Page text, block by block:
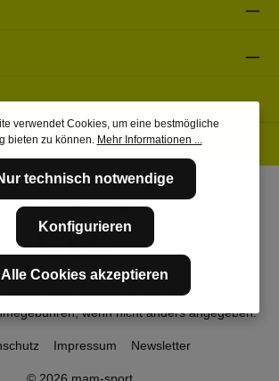
gesetzl. Mehrwertsteuer zzgl.Versandkosten
wenn nicht anders angegeben.
Impressum Newsletter
verwendet Cookies, um eine bestmögliche
bieten zu können. Mehr Informationen ...
technisch notwendige
Konfigurieren
Alle Cookies akzeptieren